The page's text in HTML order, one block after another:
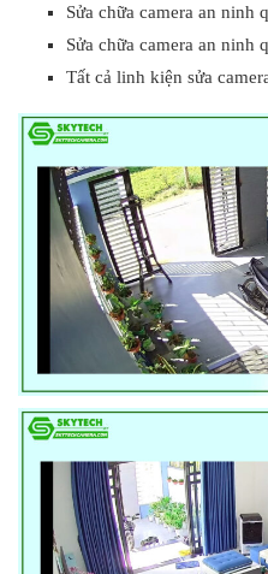
Sửa chữa camera an ninh
Sửa chữa camera an ninh
Tất cả linh kiện sửa